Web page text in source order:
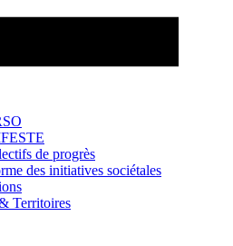
de progrès
des initiatives sociétales
Territoires